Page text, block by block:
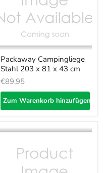
Packaway Campingliege
Stahl 203 x 81 x 43 cm
€89,95
Zum Warenkorb hinzufügen